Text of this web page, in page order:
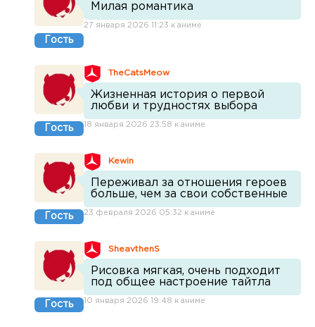
Гость
Милая романтика
27 января 2026 11:23 к аниме
Гость
TheCatsMeow
Жизненная история о первой
любви и трудностях выбора
18 января 2026 23:58 к аниме
Гость
Kewin
Переживал за отношения героев
больше, чем за свои собственные
23 февраля 2026 05:32 к аниме
Гость
SheavthenS
Рисовка мягкая, очень подходит
под общее настроение тайтла
10 января 2026 19:48 к аниме